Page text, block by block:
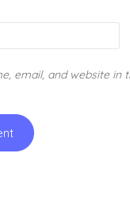
email, and website